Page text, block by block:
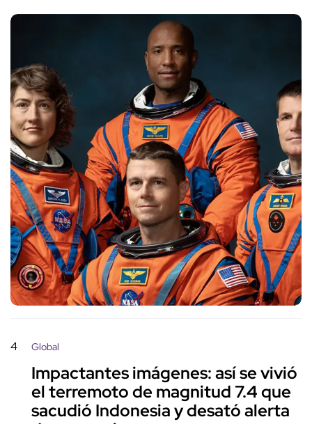
4 Global
Impactantes imágenes: así se vivió
el terremoto de magnitud 7.4 que
sacudió Indonesia y desató alerta